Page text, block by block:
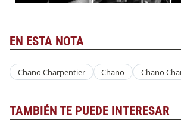
EN ESTA NOTA
Chano Charpentier Chano Chano
TAMBIÉN TE PUEDE INTERESAR